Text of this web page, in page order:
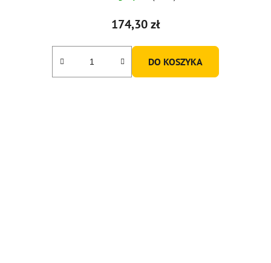
174,30 zł
DO KOSZYKA